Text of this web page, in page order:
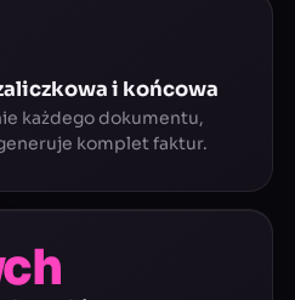
i końcowa
każdego dokumentu,
komplet faktur.